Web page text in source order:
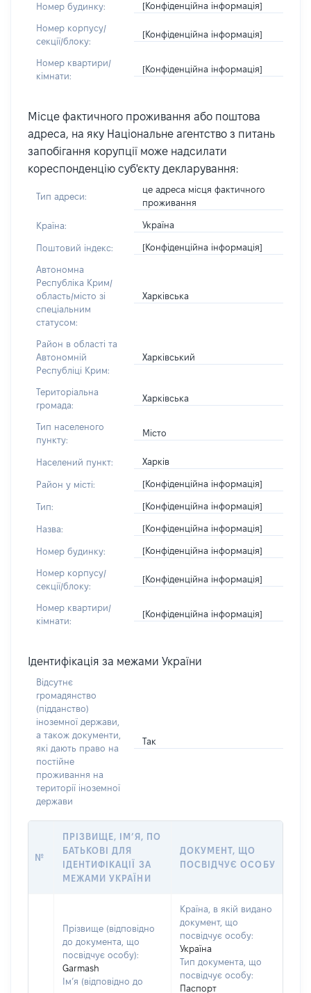
Номер будинку: [Конфіденційна інформація]
Номер корпусу/
секції/блоку:
[Конфіденційна інформація]
Номер квартири/
кімнати:
[Конфіденційна інформація]
Місце фактичного проживання або поштова
адреса, на яку Національне агентство з питань
запобігання корупції може надсилати
кореспонденцію суб'єкту декларування:
Тип адреси:
це адреса місця фактичного
проживання
Країна: Україна
Поштовий індекс: [Конфіденційна інформація]
Автономна
Республіка Крим/
область/місто зі
спеціальним
статусом:
Харківська
Район в області та
Автономній
Республіці Крим:
Харківський
Територіальна
громада:
Харківська
Тип населеного
пункту:
Місто
Населений пункт: Харків
Район у місті: [Конфіденційна інформація]
Тип: [Конфіденційна інформація]
Назва: [Конфіденційна інформація]
Номер будинку: [Конфіденційна інформація]
Номер корпусу/
секції/блоку:
[Конфіденційна інформація]
Номер квартири/
кімнати:
[Конфіденційна інформація]
Ідентифікація за межами України
Відсутнє
громадянство
(підданство)
іноземної держави,
а також документи,
які дають право на
постійне
проживання на
території іноземної
держави
Так
№
ПРІЗВИЩЕ, ІМ’Я, ПО
БАТЬКОВІ ДЛЯ
ІДЕНТИФІКАЦІЇ ЗА
МЕЖАМИ УКРАЇНИ
ДОКУМЕНТ, ЩО
ПОСВІДЧУЄ ОСОБУ
Прізвище (відповідно
до документа, що
посвідчує особу):
Garmash
Ім’я (відповідно до
Країна, в якій видано
документ, що
посвідчує особу:
Україна
Тип документа, що
посвідчує особу:
Паспорт